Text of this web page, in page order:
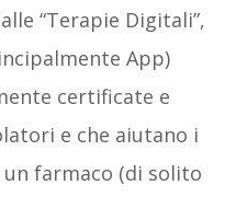
“Terapie Digitali”,
App)
certificate e
e che aiutano i
un farmaco (di solito